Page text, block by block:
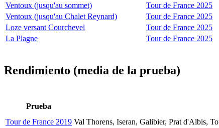
Ventoux (jusqu'au sommet)
Tour de France 2025
Ventoux (jusqu'au Chalet Reynard)
Tour de France 2025
Loze versant Courchevel
Tour de France 2025
La Plagne
Tour de France 2025
Rendimiento (media de la prueba)
Prueba
Tour de France 2019 Val Thorens, Iseran, Galibier, Prat d'Albis,